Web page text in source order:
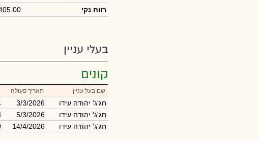
רווח נקי
בעלי עניין
קונים
שם בעל עניין תאריך פעולה
חג'ג' יהודה עידו 3/3/2026
חג'ג' יהודה עידו
5/3/2026
חג'ג' יהודה עידו
14/4/2026